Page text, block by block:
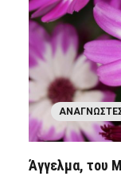
Άγγελμα, του